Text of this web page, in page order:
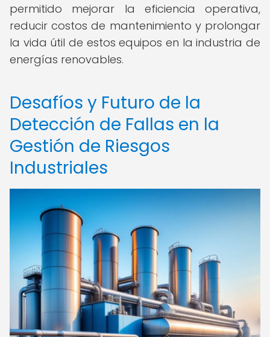
permitido mejorar la eficiencia operativa,
reducir costos de mantenimiento y prolongar
la vida útil de estos equipos en la industria de
energías renovables.
Desafíos y Futuro de la
Detección de Fallas en la
Gestión de Riesgos
Industriales